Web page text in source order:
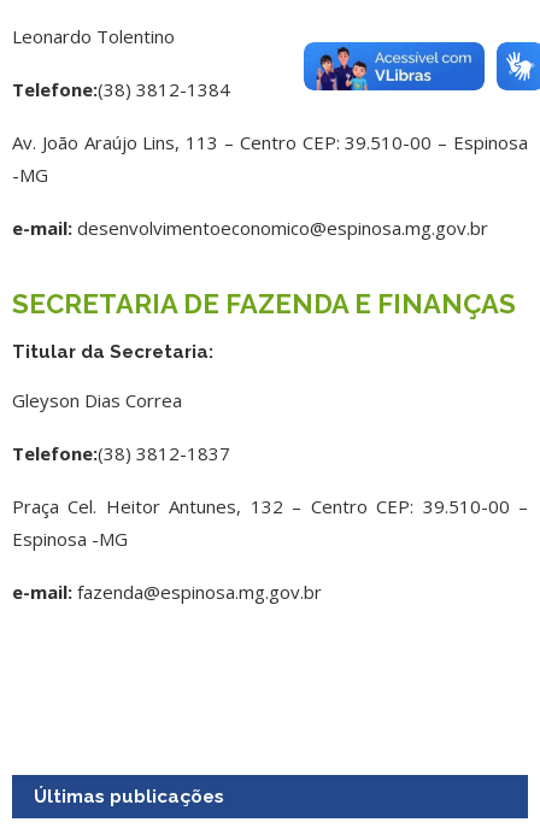
Leonardo Tolentino
Telefone:(38) 3812-1384
Av. João Araújo Lins, 113 – Centro CEP: 39.510-00 – Espinosa
-MG
e-mail: desenvolvimentoeconomico@espinosa.mg.gov.br
SECRETARIA DE FAZENDA E FINANÇAS
Titular da Secretaria:
Gleyson Dias Correa
Telefone:(38) 3812-1837
Praça Cel. Heitor Antunes, 132 – Centro CEP: 39.510-00 –
Espinosa -MG
e-mail: fazenda@espinosa.mg.gov.br
Últimas publicações